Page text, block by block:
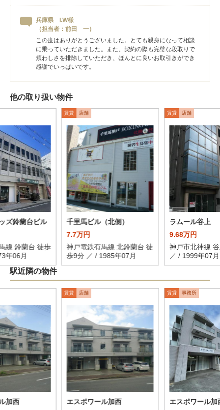
兵庫県 I.W様
（担当者：前田 一）
この度はありがとうございました。とても親身になって相談
に乗っていただきました。また、契約の際も完璧な段取りで
煩わしさを排除していただき、ほんとに良いお取引きができ
感謝でいっぱいです。
他の取り扱い物件
ズ鈴蘭台ビル
線 鈴蘭台 徒歩
年06月
賃貸 店舗
千里馬ビル（北側）
7.7万円
神戸電鉄有馬線 北鈴蘭台 徒
歩9分 ／ / 1985年07月
賃貸 店舗
ラムール谷上
9.68万円
神戸市北神線
／ / 1999年07月
駅近隣の物件
加西
賃貸 店舗
エスポワール加西
賃貸 事務所
エスポワール加